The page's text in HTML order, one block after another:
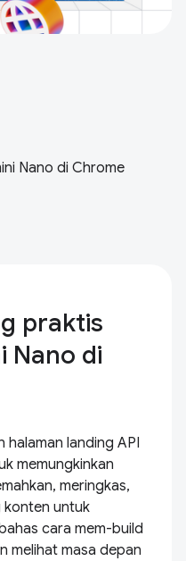
Nano di Chrome
praktis
Nano di
halaman landing API
memungkinkan
meringkas,
konten untuk
cara mem-build
melihat masa depan